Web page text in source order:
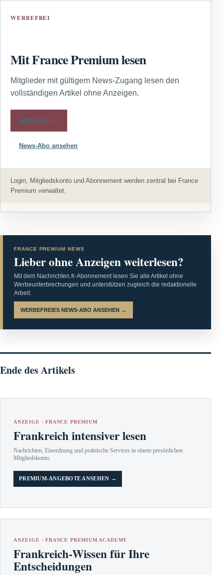
WERBEFREI
Mit France Premium lesen
Mitglieder mit gültigem News-Zugang lesen den
vollständigen Artikel ohne Anzeigen.
Anmelden →
News-Abo ansehen
Login, Mitgliedskonto und Abonnement werden zentral bei France
Premium verwaltet.
FRANCE PREMIUM NEWS
Lieber ohne Anzeigen weiterlesen?
Mit dem Nachrichten.fr-Abonnement lesen Sie alle Artikel ohne
Werbeunterbrechungen und unterstützen zugleich die redaktionelle
Arbeit.
WERBEFREIES NEWS-ABO ANSEHEN →
Ende des Artikels
ANZEIGE · FRANCE PREMIUM
Frankreich intensiver lesen
Nachrichten, Einordnung und praktische Services in einem persönlichen
Mitgliedskonto.
PREMIUM-ANGEBOTE ANSEHEN →
ANZEIGE · FRANCE PREMIUM ACADEMY
Frankreich-Wissen für Ihre
Entscheidungen